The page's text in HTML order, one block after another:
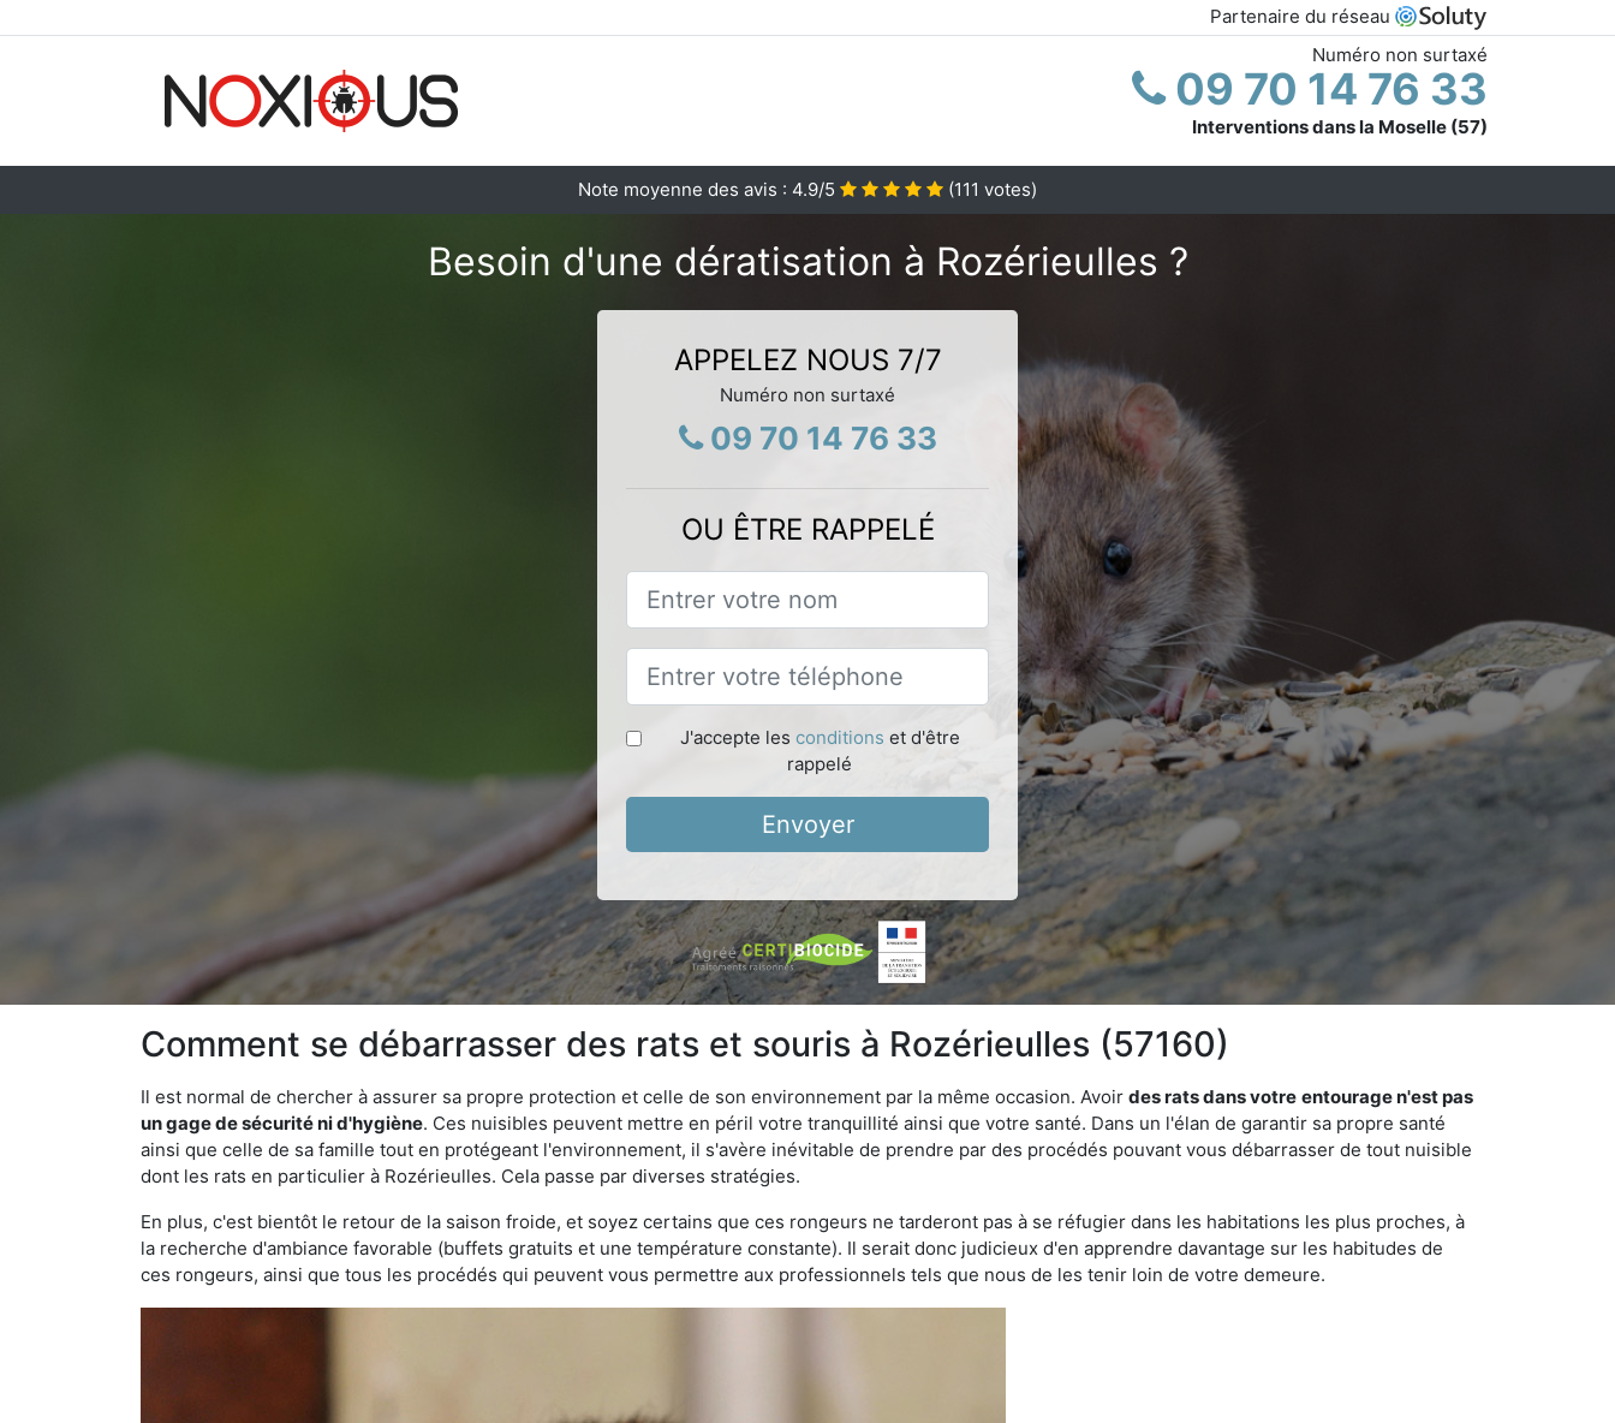
Partenaire du réseau
Numéro non surtaxé
09 70 14 76 33
Interventions dans la Moselle (57)
Note moyenne des avis : 4.9/5 (111 votes)
Besoin d'une dératisation à Rozérieulles ?
APPELEZ NOUS 7/7
Numéro non surtaxé
09 70 14 76 33
OU ÊTRE RAPPELÉ
J'accepte les conditions et d'être
rappelé
Envoyer
Comment se débarrasser des rats et souris à Rozérieulles (57160)
Il est normal de chercher à assurer sa propre protection et celle de son environnement par la même occasion. Avoir des rats dans votre entourage n'est pas
un gage de sécurité ni d'hygiène. Ces nuisibles peuvent mettre en péril votre tranquillité ainsi que votre santé. Dans un l'élan de garantir sa propre santé
ainsi que celle de sa famille tout en protégeant l'environnement, il s'avère inévitable de prendre par des procédés pouvant vous débarrasser de tout nuisible
dont les rats en particulier à Rozérieulles. Cela passe par diverses stratégies.
En plus, c'est bientôt le retour de la saison froide, et soyez certains que ces rongeurs ne tarderont pas à se réfugier dans les habitations les plus proches, à
la recherche d'ambiance favorable (buffets gratuits et une température constante). Il serait donc judicieux d'en apprendre davantage sur les habitudes de
ces rongeurs, ainsi que tous les procédés qui peuvent vous permettre aux professionnels tels que nous de les tenir loin de votre demeure.